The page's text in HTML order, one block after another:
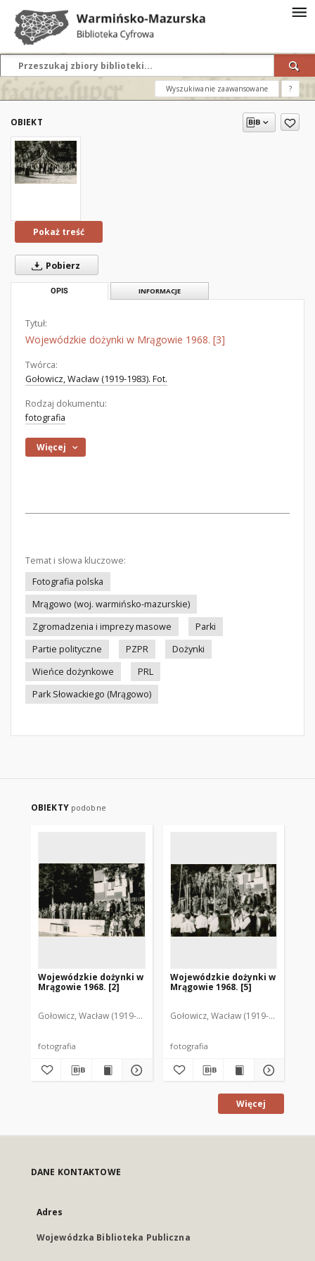
Wyszukiwanie zaawansowane ?
OBIEKT
Pokaż treść
Pobierz
OPIS INFORMACJE
Tytuł:
Wojewódzkie dożynki w Mrągowie 1968. [3]
Twórca:
Gołowicz, Wacław (1919-1983). Fot.
Rodzaj dokumentu:
fotografia
Więcej
Temat i słowa kluczowe:
Fotografia polska
Mrągowo (woj. warmińsko-mazurskie)
Zgromadzenia i imprezy masowe
Parki
Partie polityczne
PZPR
Dożynki
Wieńce dożynkowe
PRL
Park Słowackiego (Mrągowo)
OBIEKTY podobne
Wojewódzkie dożynki w
Mrągowie 1968. [2]
Gołowicz, Wacław (1919-1983). Fot.
fotografia
Wojewódzkie dożynki w
Mrągowie 1968. [5]
Gołowicz, Wacław (1919-1983). Fot.
fotografia
Więcej
DANE KONTAKTOWE
Adres
Wojewódzka Biblioteka Publiczna